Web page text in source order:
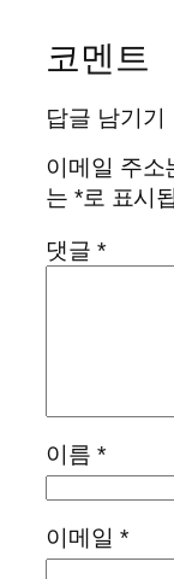
코멘트
답글 남기기
이메일 주소
는 *로 표시
댓글 *
이름 *
이메일 *